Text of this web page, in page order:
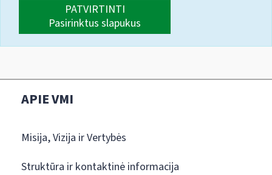
PATVIRTINTI
Pasirinktus slapukus
APIE VMI
Misija, Vizija ir Vertybės
Struktūra ir kontaktinė informacija